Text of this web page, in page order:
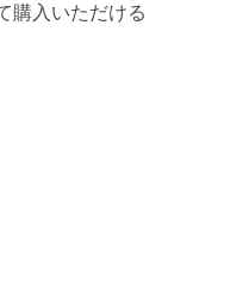
購入いただける